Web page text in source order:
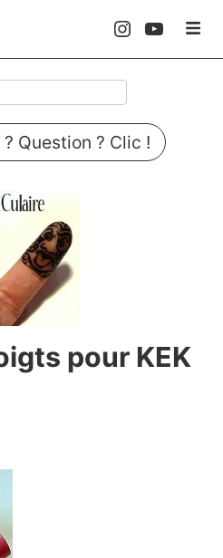
Question ? Clic !
pour KEK